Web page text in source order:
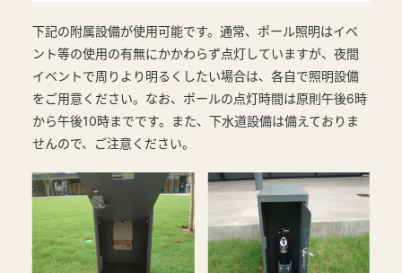
下記の附属設備が使用可能です。通常、ポール照明はイベ
ント等の使用の有無にかかわらず点灯していますが、夜間
イベントで周りより明るくしたい場合は、各自で照明設備
をご用意ください。なお、ポールの点灯時間は原則午後6時
から午後10時までです。また、下水道設備は備えておりま
せんので、ご注意ください。